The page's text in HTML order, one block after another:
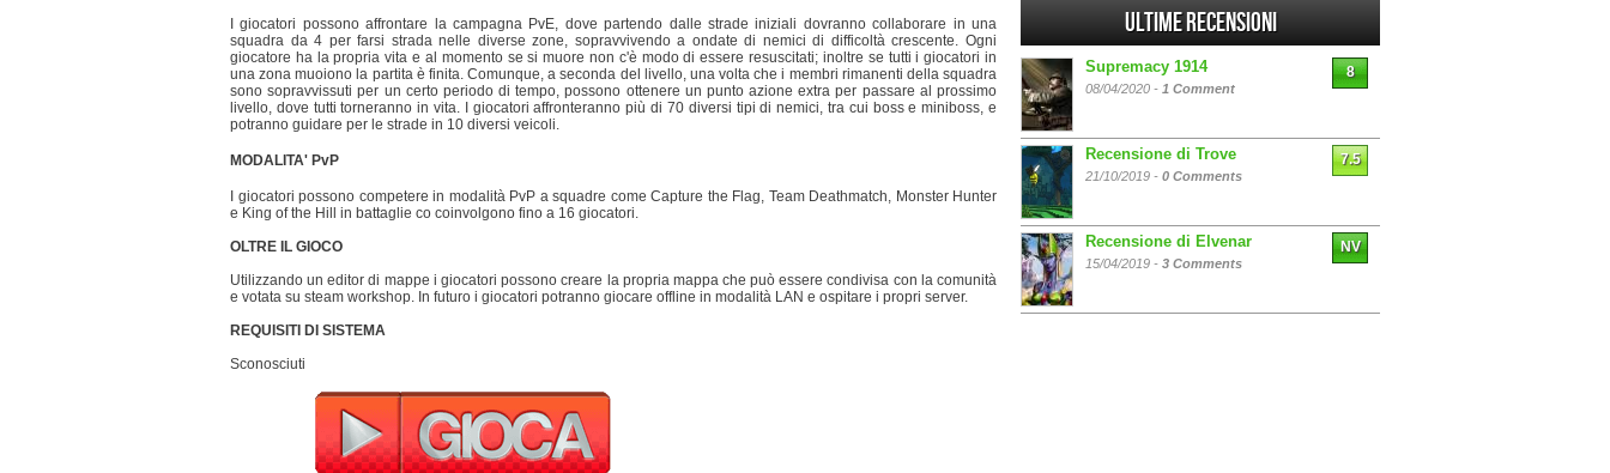
I giocatori possono affrontare la campagna PvE, dove partendo dalle strade iniziali dovranno collaborare in una
squadra da 4 per farsi strada nelle diverse zone, sopravvivendo a ondate di nemici di difficoltà crescente. Ogni
giocatore ha la propria vita e al momento se si muore non c'è modo di essere resuscitati; inoltre se tutti i giocatori in
una zona muoiono la partita è finita. Comunque, a seconda del livello, una volta che i membri rimanenti della squadra
sono sopravvissuti per un certo periodo di tempo, possono ottenere un punto azione extra per passare al prossimo
livello, dove tutti torneranno in vita. I giocatori affronteranno più di 70 diversi tipi di nemici, tra cui boss e miniboss, e
potranno guidare per le strade in 10 diversi veicoli.
MODALITA' PvP
I giocatori possono competere in modalità PvP a squadre come Capture the Flag, Team Deathmatch, Monster Hunter
e King of the Hill in battaglie co coinvolgono fino a 16 giocatori.
OLTRE IL GIOCO
Utilizzando un editor di mappe i giocatori possono creare la propria mappa che può essere condivisa con la comunità
e votata su steam workshop. In futuro i giocatori potranno giocare offline in modalità LAN e ospitare i propri server.
REQUISITI DI SISTEMA
Sconosciuti
Ultime Recensioni
Supremacy 1914
08/04/2020 - 1 Comment
8
Recensione di Trove
21/10/2019 - 0 Comments
7.5
Recensione di Elvenar
15/04/2019 - 3 Comments
NV